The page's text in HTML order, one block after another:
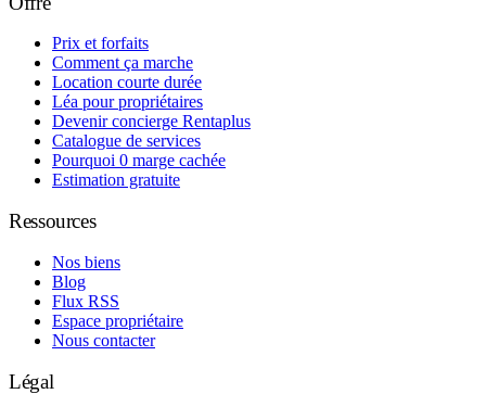
Prix et forfaits
Comment ça marche
Location courte durée
Léa pour propriétaires
Devenir concierge Rentaplus
Catalogue de services
Pourquoi 0 marge cachée
Estimation gratuite
Ressources
Nos biens
Blog
Flux RSS
Espace propriétaire
Nous contacter
Légal